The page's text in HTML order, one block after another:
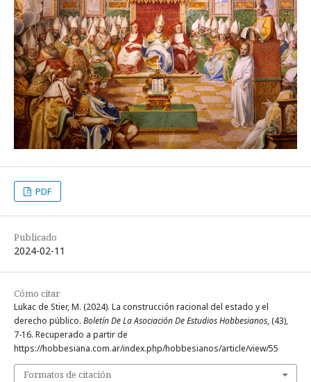
PDF
Publicado
2024-02-11
Cómo citar
Lukac de Stier, M. (2024). La construcción racional del estado y el
derecho público. Boletín De La Asociación De Estudios Hobbesianos, (43),
7-16. Recuperado a partir de
https://hobbesiana.com.ar/index.php/hobbesianos/article/view/55
Formatos de citación